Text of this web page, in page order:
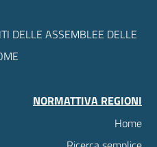
DELLE ASSEMBLEE DELLE
NORMATTIVA REGIONI
Home